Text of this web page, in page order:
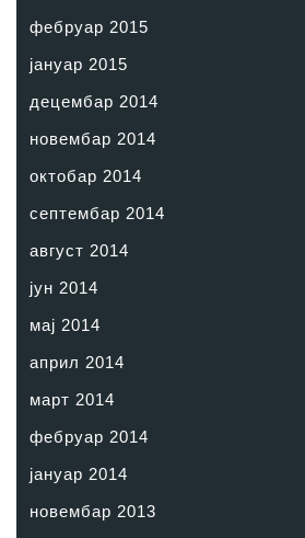
фебруар 2015
јануар 2015
децембар 2014
новембар 2014
октобар 2014
септембар 2014
август 2014
јун 2014
мај 2014
април 2014
март 2014
фебруар 2014
јануар 2014
новембар 2013